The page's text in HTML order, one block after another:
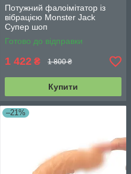
Потужний фалоімітатор із
вібрацією Monster Jack
Супер шоп
Готово до відправки
1 422 ₴ 1 800 ₴
Купити
–21%